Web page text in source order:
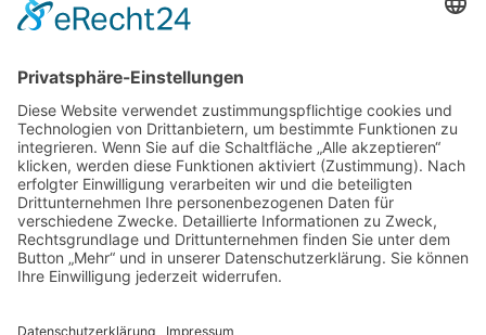
können Ihre Einwilligung jederzeit für die Zukunft per E-Mail an
info@schlaffass.de widerrufen. Detaillierte Informationen zum
Datenschutzerklärung
Senden
Öffnungszeiten Büro und Hofladen:
Hofladen:
Montag bis Sonntag von 09:00 – 11:30 Uhr und 14:00 – 18:00 Uhr
Telefonisch erreichen Sie uns:
Montag bis Freitag von 09:00 – 11:30 Uhr
Kasse